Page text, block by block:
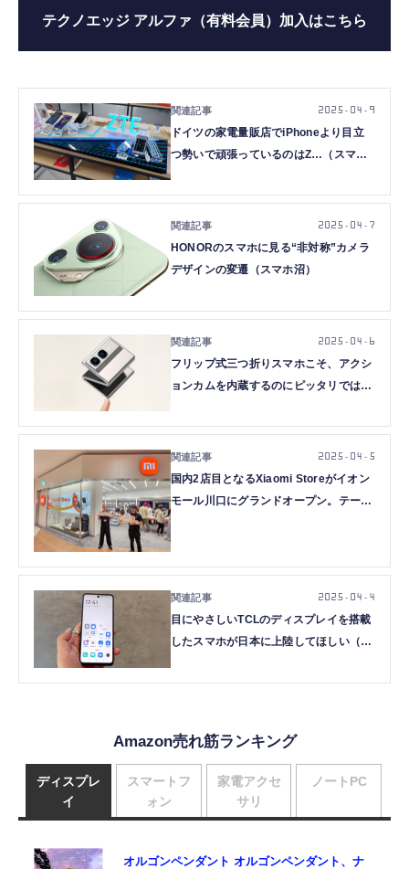
テクノエッジ アルファ（有料会員）加入はこちら
ドイツの家電量販店でiPhoneより目立
つ勢いで頑張っているのはZ…（スマホ
2025.04.9
HONORのスマホに見る“非対称”カメラ
デザインの変遷（スマホ沼）
2025.04.7
フリップ式三つ折りスマホこそ、アクシ
ョンカムを内蔵するのにピッタリでは？
2025.04.6
国内2店目となるXiaomi Storeがイオン
モール川口にグランドオープン。テープ
2025.04.5
目にやさしいTCLのディスプレイを搭載
したスマホが日本に上陸してほしい（ス
2025.04.4
Amazon売れ筋ランキング
ディスプレ
イ
オルゴンペンダント オルゴンペンダント、ナ
スマートフ
ォン
家電アクセ
サリ
ノートPC